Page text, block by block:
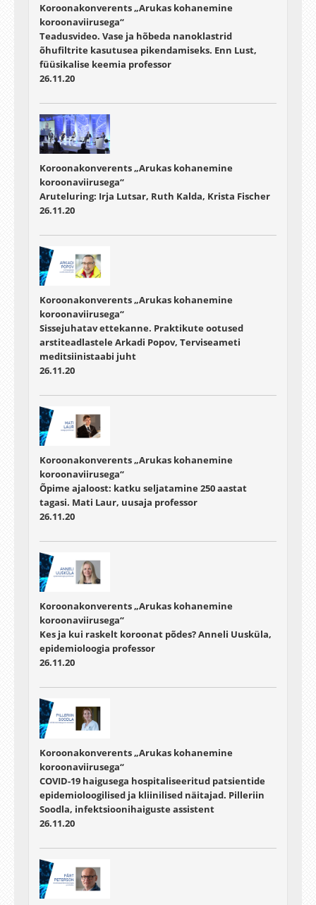
Koroonakonverents „Arukas kohanemine
koroonaviirusega“
Teadusvideo. Vase ja hõbeda nanoklastrid
õhufiltrite kasutusea pikendamiseks. Enn Lust,
füüsikalise keemia professor
26.11.20
Koroonakonverents „Arukas kohanemine
koroonaviirusega“
Aruteluring: Irja Lutsar, Ruth Kalda, Krista Fischer
26.11.20
Koroonakonverents „Arukas kohanemine
koroonaviirusega“
Sissejuhatav ettekanne. Praktikute ootused
arstiteadlastele Arkadi Popov, Terviseameti
meditsiinistaabi juht
26.11.20
Koroonakonverents „Arukas kohanemine
koroonaviirusega“
Õpime ajaloost: katku seljatamine 250 aastat
tagasi. Mati Laur, uusaja professor
26.11.20
Koroonakonverents „Arukas kohanemine
koroonaviirusega“
Kes ja kui raskelt koroonat põdes? Anneli Uusküla,
epidemioloogia professor
26.11.20
Koroonakonverents „Arukas kohanemine
koroonaviirusega“
COVID-19 haigusega hospitaliseeritud patsientide
epidemioloogilised ja kliinilised näitajad. Pilleriin
Soodla, infektsioonihaiguste assistent
26.11.20